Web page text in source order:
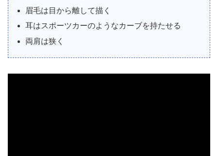
眉毛は目から離して描く
耳はスポーツカーのようなカーブを持たせる
両肩は狭く